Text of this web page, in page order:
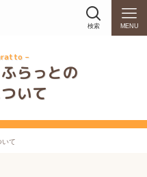
検索 MENU
らっとの
いて
–
て